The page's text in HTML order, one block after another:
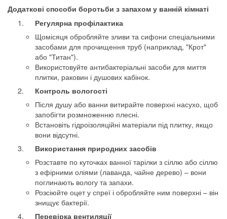
Додаткові способи боротьби з запахом у ванній кімнаті
Регулярна профілактика
Щомісяця обробляйте зливи та сифони спеціальними
засобами для прочищення труб (наприклад, "Крот"
або "Титан").
Використовуйте антибактеріальні засоби для миття
плитки, раковин і душових кабінок.
Контроль вологості
Після душу або ванни витирайте поверхні насухо, щоб
запобігти розмноженню плесні.
Встановіть гідроізоляційні матеріали під плитку, якщо
вони відсутні.
Використання природних засобів
Розставте по куточках ванної тарілки з сіллю або сіллю
з ефірними оліями (лаванда, чайне дерево) – вони
поглинають вологу та запахи.
Розсіюйте оцет у спреї і обробляйте ним поверхні – він
знищує бактерії.
Перевірка вентиляції